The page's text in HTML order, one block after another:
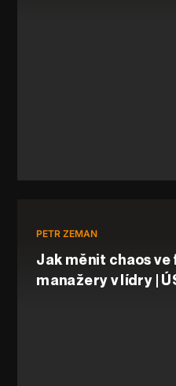
PETR ZEMAN
Jak měnit chaos ve
manažery v lídry |